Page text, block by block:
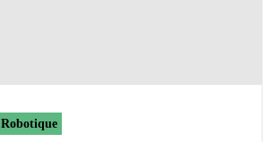
Robotique